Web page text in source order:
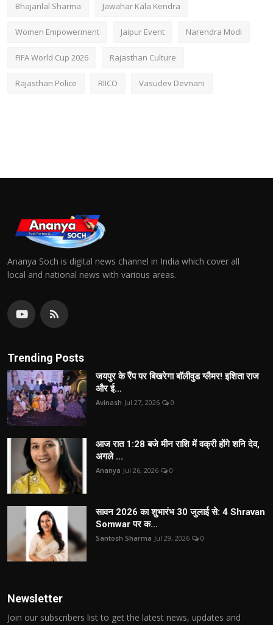
Bhajanlal Sharma Jawahar Kala Kendra
Women Empowerment Jaipur Event Narendra Modi
FIFA World Cup 2026 Rajasthan Culture
Rajasthan Police RIICO Vasudev Devnani
Ananya Soch is digital news channel in India which cover all
local and national news with various areas.
Trending Posts
जयपुर के रैंप पर बिखरेगा बॉलीवुड ग्लैमर! इशिता राज
और ई...
Avinash Jul 27, 2026 0
आज रात 1:28 बजे मीन राशि में वक्री होंगे शनि देव,
अगले ...
Ananya Jul 26, 2026 0
सावन 2026 का शुभारंभ 30 जुलाई से: 4 Shravan
Somwar पर क...
Santosh Sharma Jul 29, 2026 0
Newsletter
Join our subscribers list to get the latest news, updates and